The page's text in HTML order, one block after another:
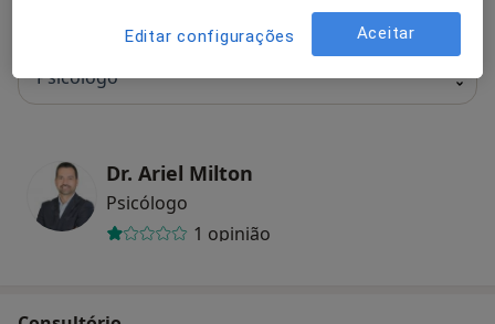
Verificar meu plano de sáude
Psicólogo
Dr. Ariel Milton
Psicólogo
1 opinião
Editar configurações Aceitar